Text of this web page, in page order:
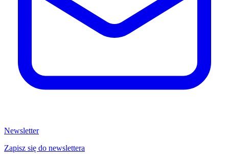
Newsletter
Zapisz się do newslettera